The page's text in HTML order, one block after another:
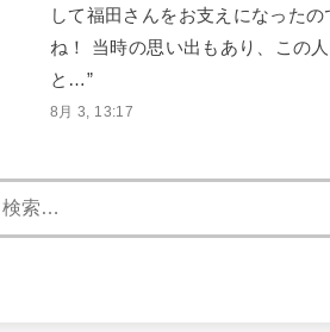
して福田さんをお支えになったの
ね！ 当時の思い出もあり、この
と…”
8月 3, 13:17